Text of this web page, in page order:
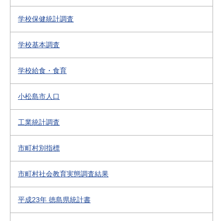
学校保健統計調査
学校基本調査
学校給食・食育
小松島市人口
工業統計調査
市町村別指標
市町村社会教育実態調査結果
平成23年 徳島県統計書